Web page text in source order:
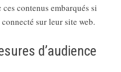
contenus embarqués si
sur leur site web.
d’audience